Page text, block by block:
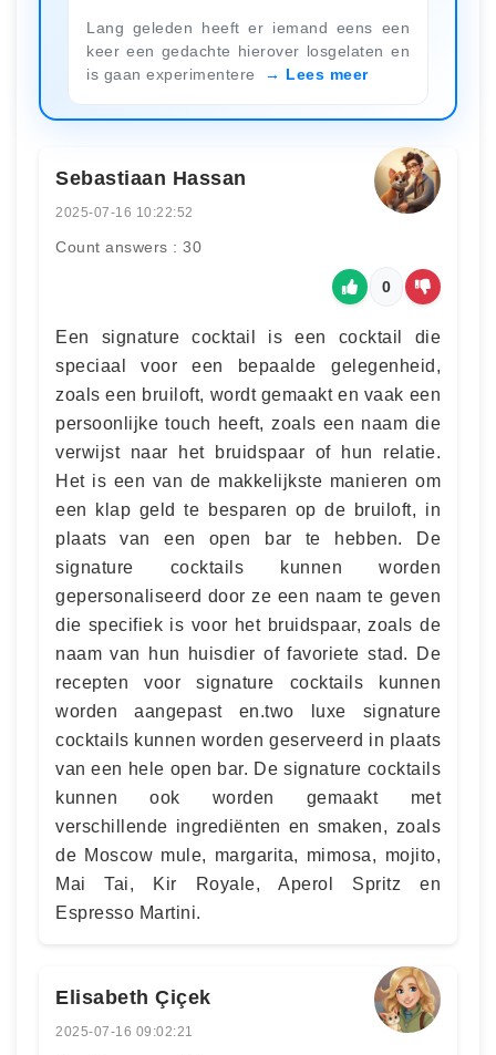
Lang geleden heeft er iemand eens een
keer een gedachte hierover losgelaten en
is gaan experimentere
Lees meer
Sebastiaan Hassan
2025-07-16 10:22:52
Count answers : 30
0
Een signature cocktail is een cocktail die
speciaal voor een bepaalde gelegenheid,
zoals een bruiloft, wordt gemaakt en vaak een
persoonlijke touch heeft, zoals een naam die
verwijst naar het bruidspaar of hun relatie.
Het is een van de makkelijkste manieren om
een klap geld te besparen op de bruiloft, in
plaats van een open bar te hebben. De
signature cocktails kunnen worden
gepersonaliseerd door ze een naam te geven
die specifiek is voor het bruidspaar, zoals de
naam van hun huisdier of favoriete stad. De
recepten voor signature cocktails kunnen
worden aangepast en.two luxe signature
cocktails kunnen worden geserveerd in plaats
van een hele open bar. De signature cocktails
kunnen ook worden gemaakt met
verschillende ingrediënten en smaken, zoals
de Moscow mule, margarita, mimosa, mojito,
Mai Tai, Kir Royale, Aperol Spritz en
Espresso Martini.
Elisabeth Çiçek
2025-07-16 09:02:21